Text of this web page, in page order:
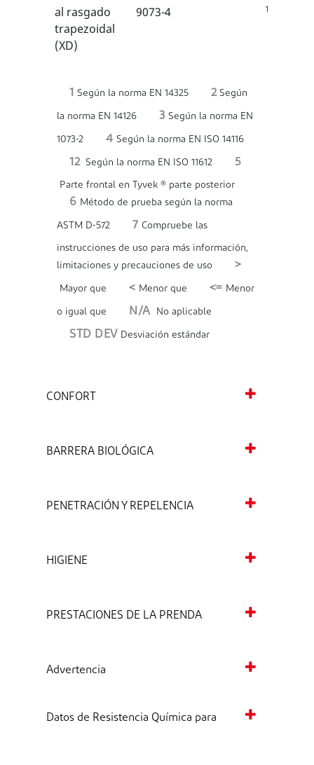
al rasgado
trapezoidal
(XD)
9073-4
1
1 Según la norma EN 14325 2Según
la norma EN 14126 3 Según la norma EN
1073-2 4 Según la norma EN ISO 14116
12Según la norma EN ISO 11612 5
Parte frontal en Tyvek ® parte posterior
6 Método de prueba según la norma
ASTM D-572 7 Compruebe las
instrucciones de uso para más información,
limitaciones y precauciones de uso
>
Mayor que < Menor que <= Menor
o igual que N/A No aplicable
STD DEV Desviación estándar
CONFORT
BARRERA BIOLÓGICA
PENETRACIÓN Y REPELENCIA
HIGIENE
PRESTACIONES DE LA PRENDA
Advertencia
Datos de Resistencia Química para